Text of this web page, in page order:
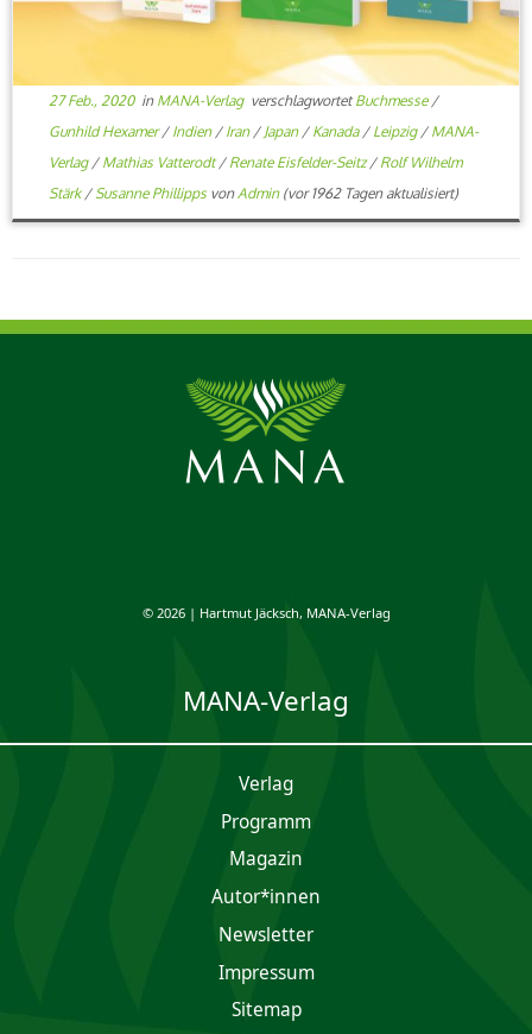
27 Feb., 2020in MANA-Verlag verschlagwortetBuchmesse /
Gunhild Hexamer/ Indien / Iran / Japan / Kanada / Leipzig / MANA-
Verlag / Mathias Vatterodt/ Renate Eisfelder-Seitz/ Rolf Wilhelm
Stärk/ Susanne Phillipps von Admin(vor 1962 Tagen aktualisiert)
© 2026 | Hartmut Jäcksch, MANA-Verlag
MANA-Verlag
Verlag
Programm
Magazin
Autor*innen
Newsletter
Impres­sum
Sitemap